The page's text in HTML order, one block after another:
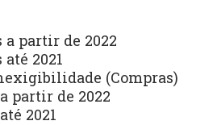
a partir de 2022
2021
(Compras)
partir de 2022
2021
de Química Licenciatura - CCQL